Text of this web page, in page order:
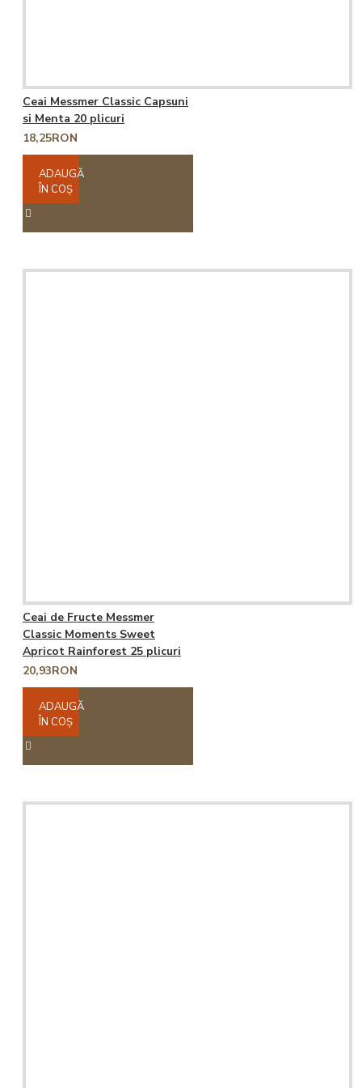
Ceai Messmer Classic Capsuni
si Menta 20 plicuri
18,25RON
ADAUGĂ
ÎN COŞ
Ceai de Fructe Messmer
Classic Moments Sweet
Apricot Rainforest 25 plicuri
20,93RON
ADAUGĂ
ÎN COŞ